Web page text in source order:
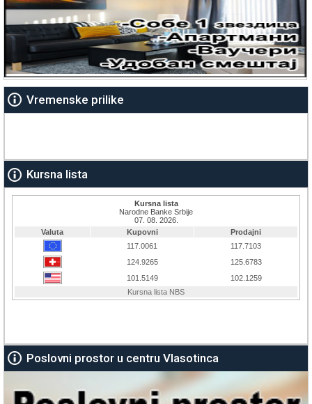
Vremenske prilike
Kursna lista
Poslovni prostor u centru Vlasotinca